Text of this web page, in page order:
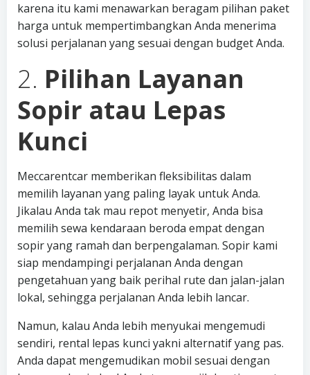
karena itu kami menawarkan beragam pilihan paket
harga untuk mempertimbangkan Anda menerima
solusi perjalanan yang sesuai dengan budget Anda.
2. Pilihan Layanan
Sopir atau Lepas
Kunci
Meccarentcar memberikan fleksibilitas dalam
memilih layanan yang paling layak untuk Anda.
Jikalau Anda tak mau repot menyetir, Anda bisa
memilih sewa kendaraan beroda empat dengan
sopir yang ramah dan berpengalaman. Sopir kami
siap mendampingi perjalanan Anda dengan
pengetahuan yang baik perihal rute dan jalan-jalan
lokal, sehingga perjalanan Anda lebih lancar.
Namun, kalau Anda lebih menyukai mengemudi
sendiri, rental lepas kunci yakni alternatif yang pas.
Anda dapat mengemudikan mobil sesuai dengan